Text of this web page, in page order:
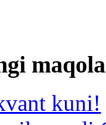
kuni!